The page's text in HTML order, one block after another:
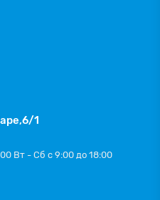
1
Вт - Сб с 9:00 до 18:00